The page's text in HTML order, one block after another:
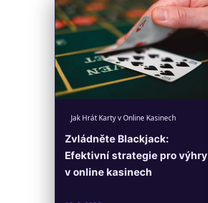
Jak Hrát Karty v Online Kasinech
Zvládněte Blackjack:
Efektivní strategie pro výhry
v online kasinech